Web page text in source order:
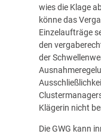
wies die Klage
könne das
Einzelaufträge
den
der
Klägerin nicht
Die GWG kann